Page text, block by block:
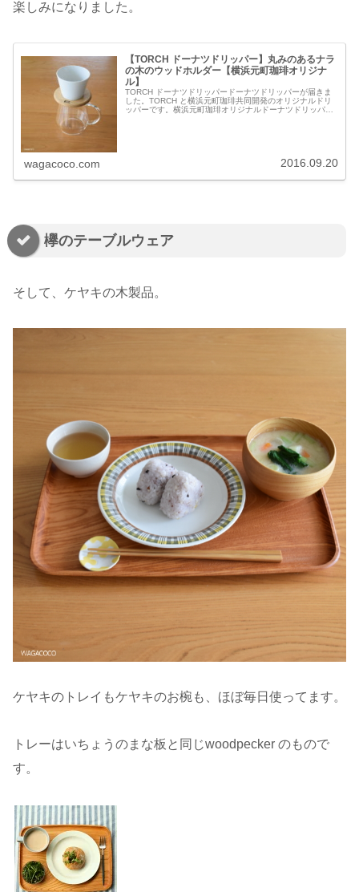
楽しみになりました。
【TORCH ドーナツドリッパー】丸みのあるナラ
の木のウッドホルダー【横浜元町珈琲オリジナ
ル】
TORCH ドーナツドリッパードーナツドリッパーが届きま
した。TORCH と横浜元町珈琲共同開発のオリジナルドリ
ッパーです。横浜元町珈琲オリジナルドーナツドリッパー
wagacoco.com 2016.09.20
欅のテーブルウェア
そして、ケヤキの木製品。
ケヤキのトレイもケヤキのお椀も、ほぼ毎日使ってます。
トレーはいちょうのまな板と同じwoodpecker のもので
す。